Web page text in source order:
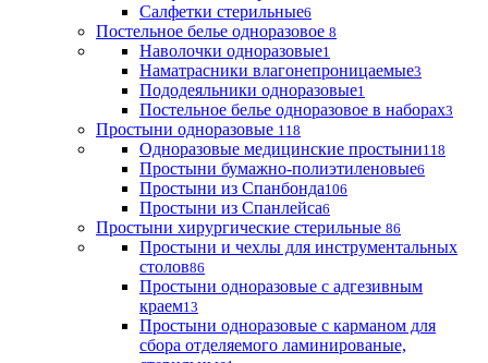
Салфетки стерильные6
Постельное белье одноразовое 8
Наволочки одноразовые1
Наматрасники влагонепроницаемые3
Пододеяльники одноразовые1
Постельное белье одноразовое в наборах3
Простыни одноразовые 118
Одноразовые медицинские простыни118
Простыни бумажно-полиэтиленовые6
Простыни из Спанбонда106
Простыни из Спанлейса6
Простыни хирургические стерильные 86
Простыни и чехлы для инструментальных
столов86
Простыни одноразовые с адгезивным
краем13
Простыни одноразовые с карманом для
сбора отделяемого ламинированые,